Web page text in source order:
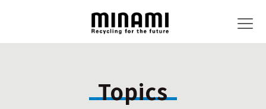
事業内容
Topics